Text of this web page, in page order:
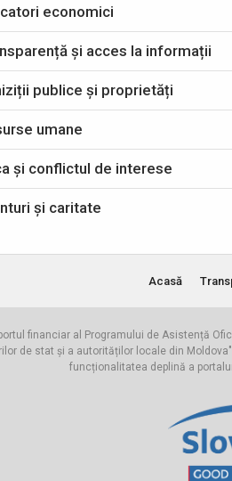
economici
și acces la informații
publice și proprietăți
umane
și conflictul de interese
și caritate
Acasă
financiar al Programului de Asistență
de stat și a autorităților locale din
funcționalitatea deplină a